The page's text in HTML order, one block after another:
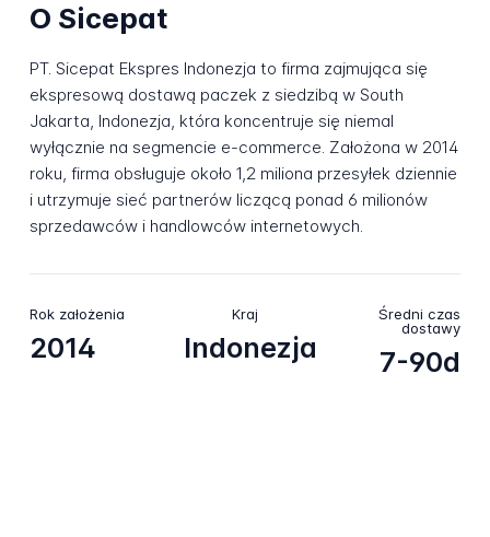
O Sicepat
PT. Sicepat Ekspres Indonezja to firma zajmująca się
ekspresową dostawą paczek z siedzibą w South
Jakarta, Indonezja, która koncentruje się niemal
wyłącznie na segmencie e-commerce. Założona w 2014
roku, firma obsługuje około 1,2 miliona przesyłek dziennie
i utrzymuje sieć partnerów liczącą ponad 6 milionów
sprzedawców i handlowców internetowych.
Rok założenia
2014
Kraj
Indonezja
Średni czas
dostawy
7-90d